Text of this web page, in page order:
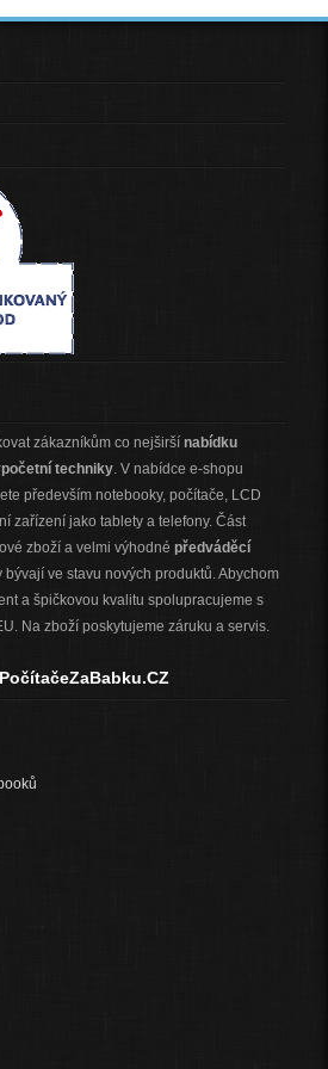
zákazníkům co nejširší nabídku
techniky. V nabídce e-shopu
především notebooky, počítače, LCD
zařízení jako tablety a telefony. Část
zboží a velmi výhodné předváděcí
bývají ve stavu nových produktů. Abychom
a špičkovou kvalitu spolupracujeme s
Na zboží poskytujeme záruku a servis.